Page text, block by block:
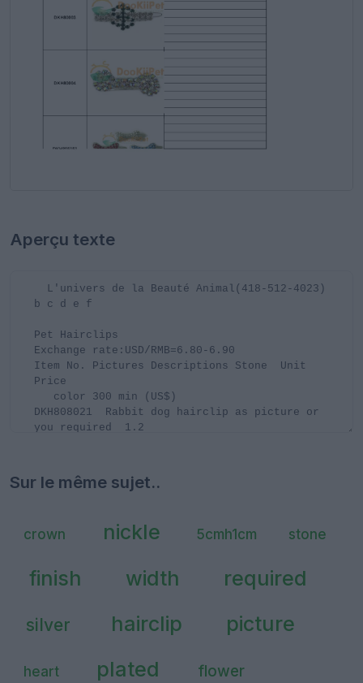
Aperçu texte
Sur le même sujet..
crown nickle 5cmh1cm stone
finish width required
silver hairclip picture
heart plated flower